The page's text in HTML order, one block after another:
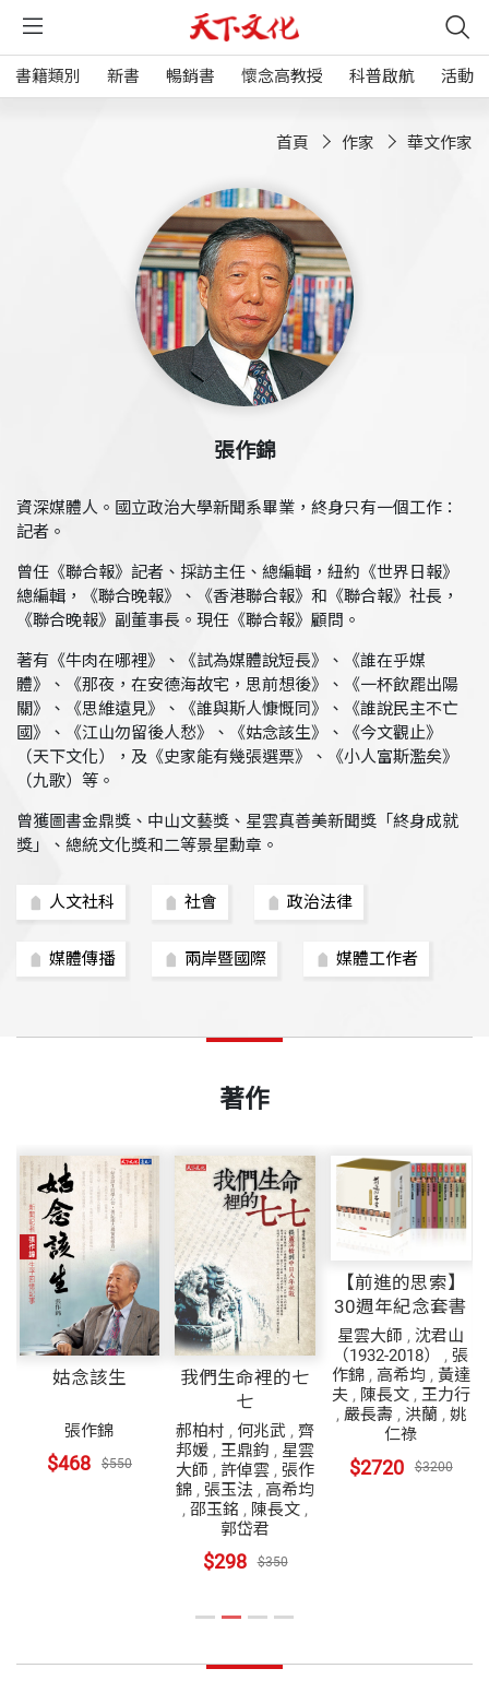
書籍類別 新書 暢銷書 懷念高教授 科普啟航 活動
首頁 作家 華文作家
張作錦
資深媒體人。國立政治大學新聞系畢業，終身只有一個工作：
記者。
曾任《聯合報》記者、採訪主任、總編輯，紐約《世界日報》
總編輯，《聯合晚報》、《香港聯合報》和《聯合報》社長，
《聯合晚報》副董事長。現任《聯合報》顧問。
著有《牛肉在哪裡》、《試為媒體說短長》、《誰在乎媒
體》、《那夜，在安德海故宅，思前想後》、《一杯飲罷出陽
關》、《思維遠見》、《誰與斯人慷慨同》、《誰說民主不亡
國》、《江山勿留後人愁》、《姑念該生》、《今文觀止》
（天下文化），及《史家能有幾張選票》、《小人富斯濫矣》
（九歌）等。
曾獲圖書金鼎獎、中山文藝獎、星雲真善美新聞獎「終身成就
獎」、總統文化獎和二等景星勳章。
人文社科 社會 政治法律
媒體傳播 兩岸暨國際 媒體工作者
著作
姑念該生
張作錦
$468 $550
我們生命裡的七
七
郝柏村 , 何兆武 ,齊
邦媛 ,王鼎鈞 , 星雲
大師 , 許倬雲 , 張作
錦 , 張玉法 , 高希均
,邵玉銘 , 陳長文 ,
郭岱君
$298 $350
【前進的思索】
30週年紀念套書
星雲大師 ,沈君山
（1932-2018）
, 張
作錦, 高希均, 黃達
夫 , 陳長文, 王力行
, 嚴長壽 , 洪蘭 , 姚
仁祿
$2720 $3200